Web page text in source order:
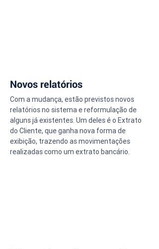
Novos relatórios
Com a mudança, estão previstos novos
relatórios no sistema e reformulação de
alguns já existentes. Um deles é o Extrato
do Cliente, que ganha nova forma de
exibição, trazendo as movimentações
realizadas como um extrato bancário.